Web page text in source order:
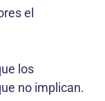
el
los
no implican.